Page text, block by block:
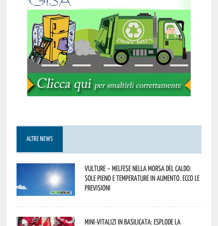
ALTRE NEWS
Vulture – melfese nella morsa del caldo:
sole pieno e temperature in aumento. Ecco le
previsioni
Mini-vitalizi in Basilicata: esplode la